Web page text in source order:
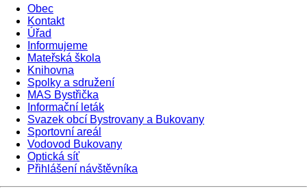
Obec
Kontakt
Úřad
Informujeme
Mateřská škola
Knihovna
Spolky a sdružení
MAS Bystřička
Informační leták
Svazek obcí Bystrovany a Bukovany
Sportovní areál
Vodovod Bukovany
Optická síť
Přihlášení návštěvníka